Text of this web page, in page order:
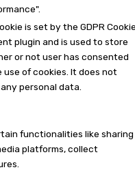
is set by the GDPR
plugin and is used to store
or not user has consented
use of cookies. It does not
personal data.
functionalities like sharing
platforms, collect